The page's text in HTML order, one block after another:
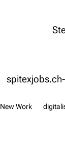
New Work